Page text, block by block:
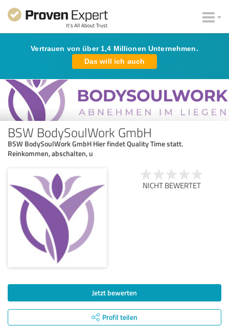
Vertrauen von über 1,4 Millionen Unternehmen.
Das will ich auch
BSW BodySoulWork GmbH
BSW BodySoulWork GmbH Hier findet Quality Time statt.
Reinkommen, abschalten, u
NICHT BEWERTET
Jetzt bewerten
Profil teilen